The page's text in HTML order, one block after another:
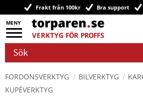
Meny
Frakt från 100kr Bra support
FORDONSVERKTYG BILVERKTYG
KUPÉVERKTYG